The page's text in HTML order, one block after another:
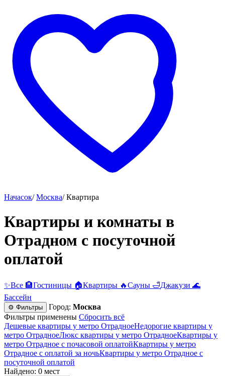
Начасок/ Москва/ Квартира
Квартиры и комнаты в
Отрадном c посуточной
оплатой
✨Все 🏨Гостиницы 🏠Квартиры 🔥Сауны 🛁Джакузи 🌊
Бассейн
⚙ Фильтры Город: Москва
Фильтры применены Сбросить всё
Дешевые квартиры у метро ОтрадноеНедорогие квартиры у
метро ОтрадноеЛюкс квартиры у метро ОтрадноеКвартиры у
метро Отрадное c почасовой оплатойКвартиры у метро
Отрадное с оплатой за ночьКвартиры у метро Отрадное c
посуточной оплатой
Найдено: 0 мест